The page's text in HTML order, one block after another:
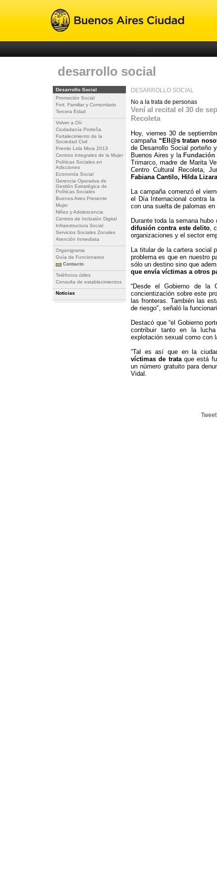
desarrollo social
Desarrollo Social
Promoción Social
Fort. Familiar y Comunitario
Tercera Edad
Volver a Oír
Ciudadanía Porteña
Fortalecimiento de la
Sociedad Civil
Premio Lola Mora 2013
Centros Integrales de la Mujer
Políticas Sociales en
Adicciones
Economía Social
Gerencia Operativa de
Gestión Estratégica de
Políticas Sociales
Buenos Aires Presente
Mujer
Niñez y Adolescencia
Centros de Inclusión Digital
Infraestructura Social
Servicios Sociales Zonales
Atención Inmediata
Organigrama
Guía de Funcionarios
Contacto
Teléfonos útiles
Consulta de establecimientos
Noticias
DESARROLLO SOCIAL
No a la trata de personas
Vení al recital el 30 de
Recoleta
Hoy, viernes 30 de
campaña “Ell@s tratan
de Desarrollo Social porteño
Buenos Aires y la
Trimarco, madre de Marita
Centro Cultural Recoleta,
Fabiana Cantilo, Hilda
La campaña comenzó el
el Día Internacional contra
con una suelta de palomas
Durante toda la semana
difusión contra este delito,
organizaciones y el sector
La titular de la cartera social
problema es que en nuestro
sólo un destino sino que
que envía víctimas a otros
“Desde el Gobierno de la
concientización sobre este
las fronteras. También las
de riesgo", señaló la
Destacó que “el Gobierno
contribuir tanto en la
explotación sexual como con
“Tal es así que en la
víctimas de trataque está
un número gratuito para
Vidal.
Tweet